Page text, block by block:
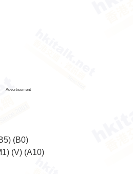
Advertisement
(B0)
(V) (A10)